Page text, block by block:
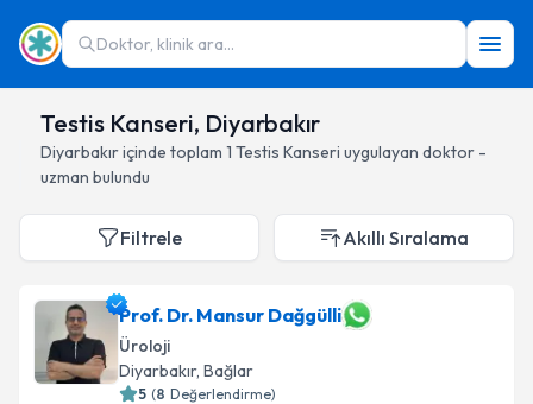
Doktor, klinik ara...
Testis Kanseri, Diyarbakır
Diyarbakıriçinde toplam 1 Testis Kanseri uygulayan doktor -
uzman bulundu
Filtrele Akıllı Sıralama
Prof. Dr. Mansur Dağgülli
Üroloji
Diyarbakır, Bağlar
5 (8 Değerlendirme)